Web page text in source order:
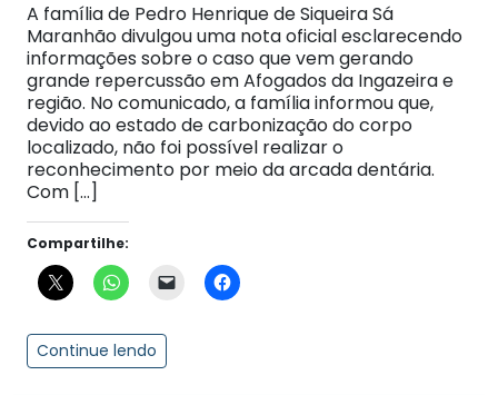
A família de Pedro Henrique de Siqueira Sá
Maranhão divulgou uma nota oficial esclarecendo
informações sobre o caso que vem gerando
grande repercussão em Afogados da Ingazeira e
região. No comunicado, a família informou que,
devido ao estado de carbonização do corpo
localizado, não foi possível realizar o
reconhecimento por meio da arcada dentária.
Com […]
Compartilhe:
Continue lendo